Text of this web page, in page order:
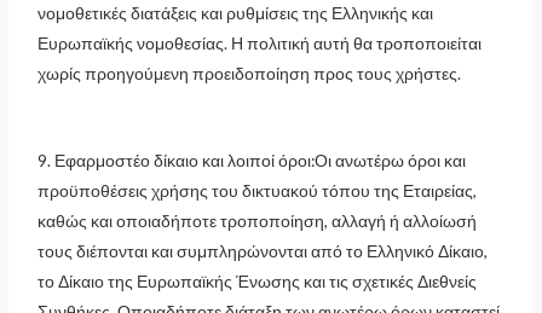
νομοθετικές διατάξεις και ρυθμίσεις της Ελληνικής και
Ευρωπαϊκής νομοθεσίας. Η πολιτική αυτή θα τροποποιείται
χωρίς προηγούμενη προειδοποίηση προς τους χρήστες.
9. Εφαρμοστέο δίκαιο και λοιποί όροι:Οι ανωτέρω όροι και
προϋποθέσεις χρήσης του δικτυακού τόπου της Εταιρείας,
καθώς και οποιαδήποτε τροποποίηση, αλλαγή ή αλλοίωσή
τους διέπονται και συμπληρώνονται από το Ελληνικό Δίκαιο,
το Δίκαιο της Ευρωπαϊκής Ένωσης και τις σχετικές Διεθνείς